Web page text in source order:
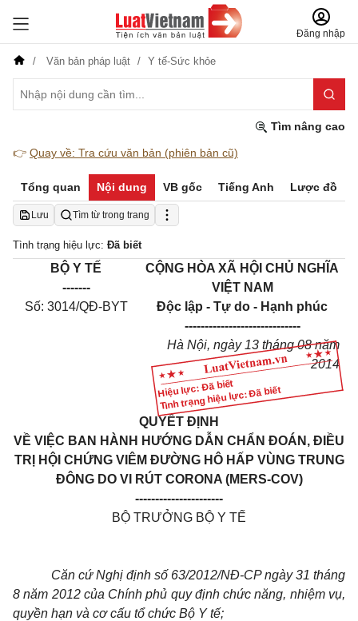
Đăng nhập
Văn bản pháp luật Y tế-Sức khỏe
Tìm nâng cao
👉 Quay về: Tra cứu văn bản (phiên bản cũ)
Tổng quan Nội dung VB gốc Tiếng Anh Lược đồ
Lưu Tìm từ trong trang
Tình trạng hiệu lực: Đã biết
Hiệu lực: Đã biết
Tình trạng hiệu lực: Đã biết
BỘ Y TẾ
-------
Số: 3014/QĐ-BYT
CỘNG HÒA XÃ HỘI CHỦ NGHĨA
VIỆT NAM
Độc lập - Tự do - Hạnh phúc
-----------------------------
Hà Nội, ngày 13 tháng 08 năm
2014
QUYẾT ĐỊNH
VỀ VIỆC BAN HÀNH HƯỚNG DẪN CHẨN ĐOÁN, ĐIỀU
TRỊ HỘI CHỨNG VIÊM ĐƯỜNG HÔ HẤP VÙNG TRUNG
ĐÔNG DO VI RÚT CORONA (MERS-COV)
----------------------
BỘ TRƯỞNG BỘ Y TẾ
Căn cứ Nghị định số 63/2012/NĐ-CP ngày 31 tháng
8 năm 2012 của Chính phủ quy định chức năng, nhiệm vụ,
quyền hạn và cơ cấu tổ chức Bộ Y tế;